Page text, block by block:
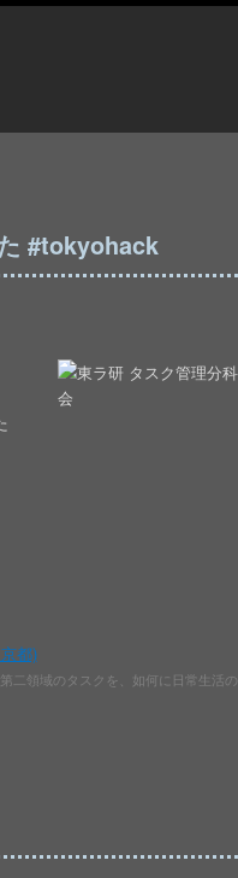
#tokyohack
都)
二領域のタスクを、如何に日常生活の